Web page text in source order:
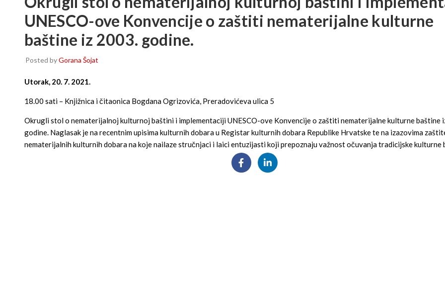
UNESCO-ove Konvencije o zaštiti nematerijalne kulturne
baštine iz 2003. godine.
Posted byGorana Šojat
Utorak, 20. 7. 2021.
18.00 sati – Knjižnica i čitaonica Bogdana Ogrizovića, Preradovićeva ulica 5
Okrugli stol o nematerijalnoj kulturnoj baštini i implementaciji UNESCO-ove Konvencije o zaštiti nematerijalne kulturne baštine
godine. Naglasak je na recentnim upisima kulturnih dobara u Registar kulturnih dobara Republike Hrvatske te na izazovima
nematerijalnih kulturnih dobara na koje nailaze stručnjaci i laici entuzijasti koji prepoznaju važnost očuvanja tradicijske kulturne